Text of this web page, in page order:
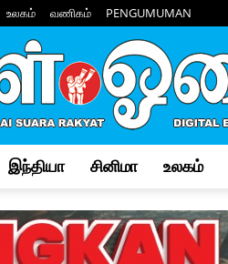
உலகம் வணிகம் PENGUMUMAN
இந்தியா சினிமா உலகம்